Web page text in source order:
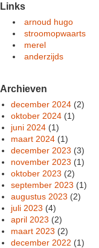
Links
arnoud hugo
stroomopwaarts
merel
anderzijds
Archieven
december 2024 (2)
oktober 2024 (1)
juni 2024 (1)
maart 2024 (1)
december 2023 (3)
november 2023 (1)
oktober 2023 (2)
september 2023 (1)
augustus 2023 (2)
juli 2023 (4)
april 2023 (2)
maart 2023 (2)
december 2022 (1)